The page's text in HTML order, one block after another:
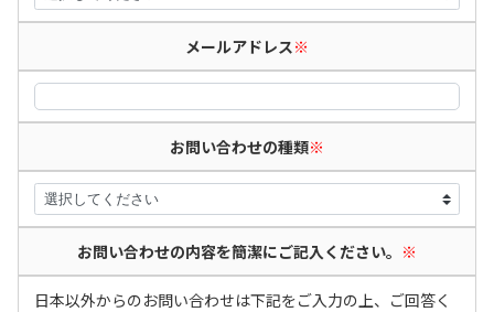
メールアドレス※
お問い合わせの種類※
お問い合わせの内容を簡潔にご記入ください。 ※
日本以外からのお問い合わせは下記をご入力の上、ご回答く